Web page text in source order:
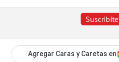
Suscribite
Agregar Caras y Caretas en